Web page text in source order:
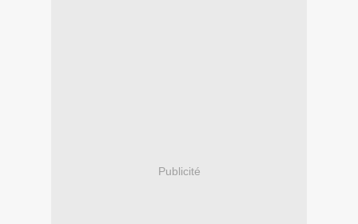
Publicité